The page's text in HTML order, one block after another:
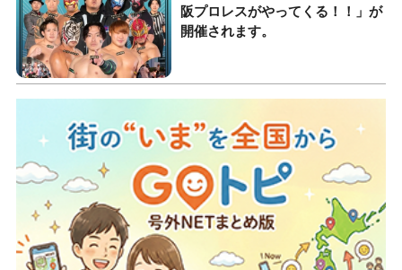
阪プロレスがやってくる！！」が
開催されます。